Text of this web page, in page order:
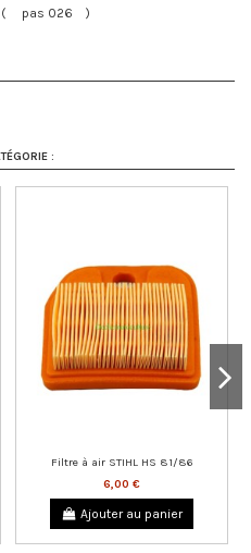
( pas 026 )
:
Filtre à air STIHL HS 81/86
6,00 €
Ajouter au panier